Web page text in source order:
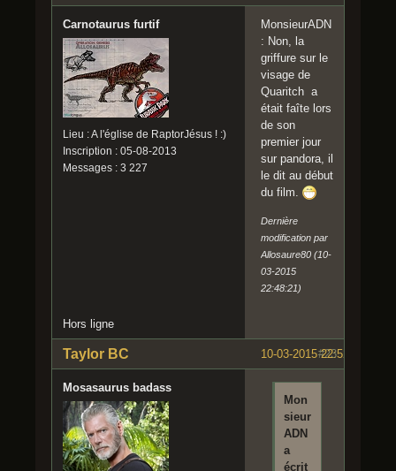
Carnotaurus furtif
Lieu : A l'église de RaptorJésus ! :)
Inscription : 05-08-2013
Messages : 3 227
MonsieurADN
: Non, la
griffure sur le
visage de
Quaritch a
était faîte lors
de son
premier jour
sur pandora, il
le dit au début
du film.
Dernière
modification par
Allosaure80 (10-
03-2015
22:48:21)
Hors ligne
#23
10-03-2015 22:52:01
Taylor BC
Mosasaurus badass
Mon
sieur
ADN
a
écrit